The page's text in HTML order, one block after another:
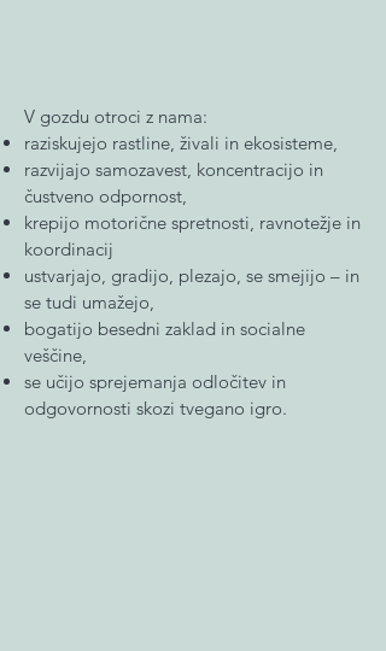
​V gozdu otroci z nama:
raziskujejo rastline, živali in ekosisteme,
razvijajo samozavest, koncentracijo in
čustveno odpornost,
krepijo motorične spretnosti, ravnotežje in
koordinacij
ustvarjajo, gradijo, plezajo, se smejijo – in
se tudi umažejo,
bogatijo besedni zaklad in socialne
veščine,
se učijo sprejemanja odločitev in
odgovornosti skozi tvegano igro​​​​​​​​​​​​​​​.